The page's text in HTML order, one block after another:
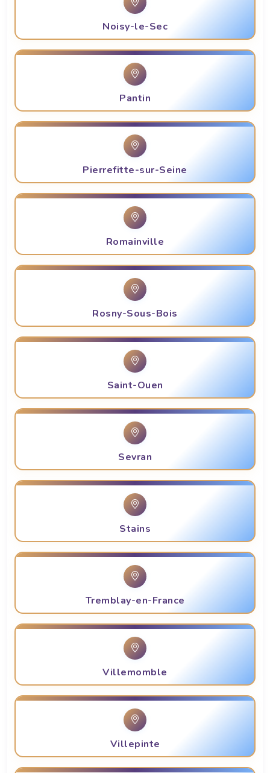
Noisy-le-Sec
Pantin
Pierrefitte-sur-Seine
Romainville
Rosny-Sous-Bois
Saint-Ouen
Sevran
Stains
Tremblay-en-France
Villemomble
Villepinte